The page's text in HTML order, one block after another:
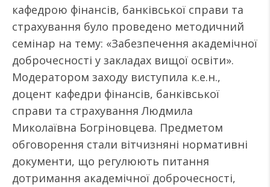
кафедрою фінансів, банківської справи та
страхування було проведено методичний
семінар на тему: «Забезпечення академічної
доброчесності у закладах вищої освіти».
Модератором заходу виступила к.е.н.,
доцент кафедри фінансів, банківської
справи та страхування Людмила
Миколаївна Богріновцева. Предметом
обговорення стали вітчизняні нормативні
документи, що регулюють питання
дотримання академічної доброчесності,